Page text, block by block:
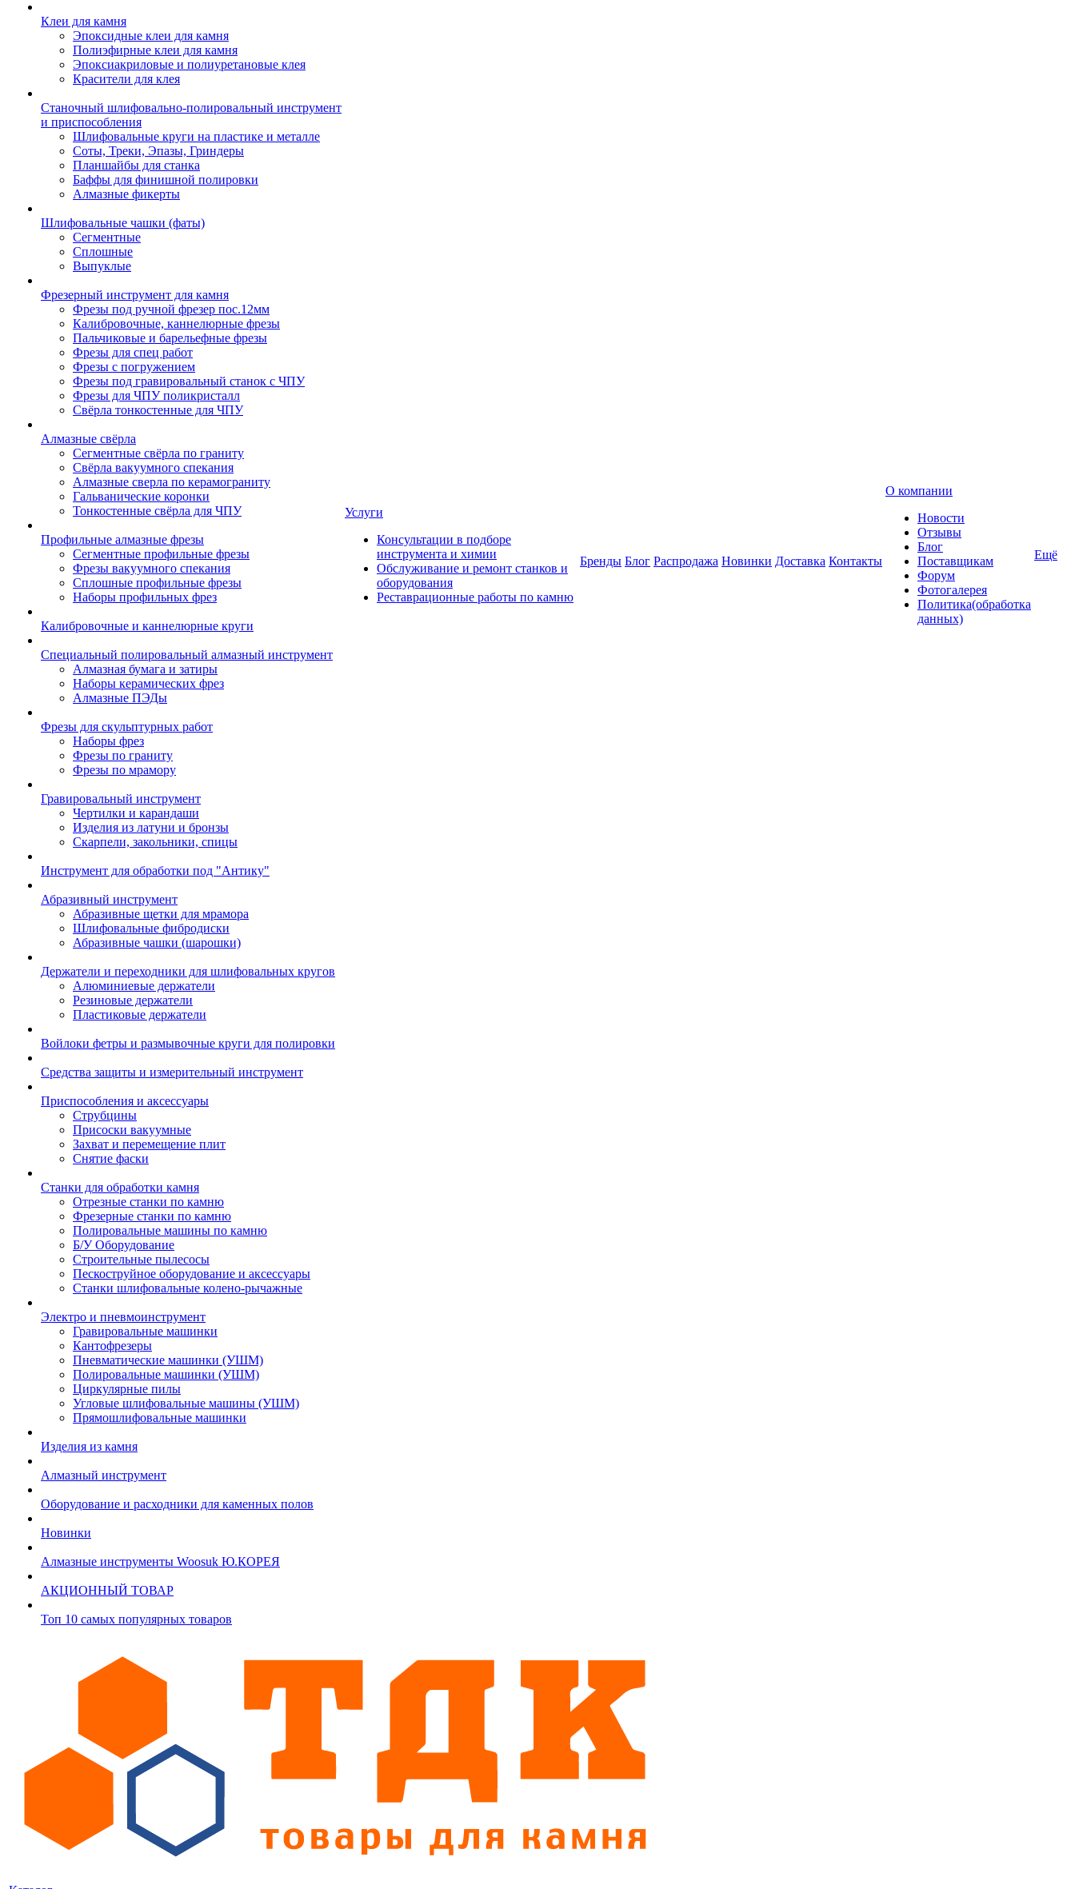
Клеи для камня
Эпоксидные клеи для камня
Полиэфирные клеи для камня
Эпоксиакриловые и полиуретановые клея
Красители для клея
Станочный шлифовально-полировальный инструмент
и приспособления
Шлифовальные круги на пластике и металле
Соты, Треки, Эпазы, Гриндеры
Планшайбы для станка
Баффы для финишной полировки
Алмазные фикерты
Шлифовальные чашки (фаты)
Сегментные
Сплошные
Выпуклые
Фрезерный инструмент для камня
Фрезы под ручной фрезер пос.12мм
Калибровочные, каннелюрные фрезы
Пальчиковые и барельефные фрезы
Фрезы для спец работ
Фрезы с погружением
Фрезы под гравировальный станок с ЧПУ
Фрезы для ЧПУ поликристалл
Свёрла тонкостенные для ЧПУ
Алмазные свёрла
Сегментные свёрла по граниту
Свёрла вакуумного спекания
Алмазные сверла по керамограниту
Гальванические коронки
Тонкостенные свёрла для ЧПУ
Профильные алмазные фрезы
Сегментные профильные фрезы
Фрезы вакуумного спекания
Сплошные профильные фрезы
Наборы профильных фрез
Калибровочные и каннелюрные круги
Специальный полировальный алмазный инструмент
Алмазная бумага и затиры
Наборы керамических фрез
Алмазные ПЭДы
Фрезы для скульптурных работ
Наборы фрез
Фрезы по граниту
Фрезы по мрамору
Гравировальный инструмент
Чертилки и карандаши
Изделия из латуни и бронзы
Скарпели, закольники, спицы
Инструмент для обработки под "Антику"
Абразивный инструмент
Абразивные щетки для мрамора
Шлифовальные фибродиски
Абразивные чашки (шарошки)
Держатели и переходники для шлифовальных кругов
Алюминиевые держатели
Резиновые держатели
Пластиковые держатели
Войлоки фетры и размывочные круги для полировки
Средства защиты и измерительный инструмент
Приспособления и аксессуары
Струбцины
Присоски вакуумные
Захват и перемещение плит
Снятие фаски
Станки для обработки камня
Отрезные станки по камню
Фрезерные станки по камню
Полировальные машины по камню
Б/У Оборудование
Строительные пылесосы
Пескоструйное оборудование и аксессуары
Станки шлифовальные колено-рычажные
Электро и пневмоинструмент
Гравировальные машинки
Кантофрезеры
Пневматические машинки (УШМ)
Полировальные машинки (УШМ)
Циркулярные пилы
Угловые шлифовальные машины (УШМ)
Прямошлифовальные машинки
Изделия из камня
Алмазный инструмент
Оборудование и расходники для каменных полов
Новинки
Алмазные инструменты Woosuk Ю.КОРЕЯ
АКЦИОННЫЙ ТОВАР
Топ 10 самых популярных товаров
Услуги
Консультации в подборе
инструмента и химии
Обслуживание и ремонт станков и
оборудования
Реставрационные работы по камню
Бренды Блог Распродажа Новинки Доставка Контакты
О компании
Новости
Отзывы
Блог
Поставщикам
Форум
Фотогалерея
Политика(обработка
данных)
Ещё